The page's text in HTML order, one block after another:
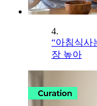
4.
“아침식사
장 높아